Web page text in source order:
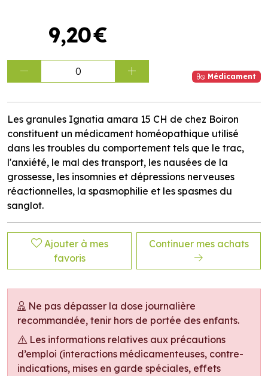
9,20€
0 Médicament
Les granules Ignatia amara 15 CH de chez Boiron
constituent un médicament homéopathique utilisé
dans les troubles du comportement tels que le trac,
l'anxiété, le mal des transport, les nausées de la
grossesse, les insomnies et dépressions nerveuses
réactionnelles, la spasmophilie et les spasmes du
sanglot.
Ajouter à mes
favoris
Continuer mes achats
Ne pas dépasser la dose journalière
recommandée, tenir hors de portée des enfants.
Les informations relatives aux précautions
d’emploi (interactions médicamenteuses, contre-
indications, mises en garde spéciales, effets